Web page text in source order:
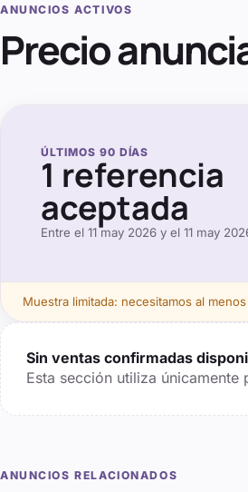
ANUNCIOS ACTIVOS
Precio
ÚLTIMOS 90 DÍAS
1 referencia
aceptada
Entre el 11 may 2026 y el 11 may
Muestra limitada: necesitamos al menos
Sin ventas confirmadas
Esta sección utiliza
ANUNCIOS RELACIONADOS